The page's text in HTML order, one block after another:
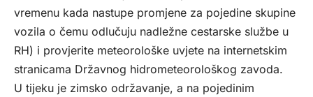
vremenu kada nastupe promjene za pojedine skupine
vozila o čemu odlučuju nadležne cestarske službe u
RH) i provjerite meteorološke uvjete na internetskim
stranicama Državnog hidrometeorološkog zavoda.
U tijeku je zimsko održavanje, a na pojedinim